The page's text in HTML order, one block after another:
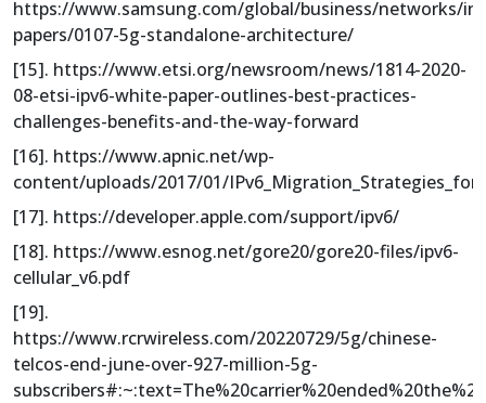
https://www.samsung.com/global/business/networks/
papers/0107-5g-standalone-architecture/
[15]. https://www.etsi.org/newsroom/news/1814-2020-
08-etsi-ipv6-white-paper-outlines-best-practices-
challenges-benefits-and-the-way-forward
[16]. https://www.apnic.net/wp-
content/uploads/2017/01/
[17]. https://developer.apple.com/support/ipv6/
[18]. https://www.esnog.net/gore20/gore20-files/ipv6-
cellular_v6.pdf
[19].
https://www.rcrwireless.com/20220729/5g/chinese-
telcos-end-june-over-927-million-5g-